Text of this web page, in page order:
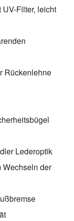
Filter, leicht
Rückenlehne
Lederoptik
Wechseln der